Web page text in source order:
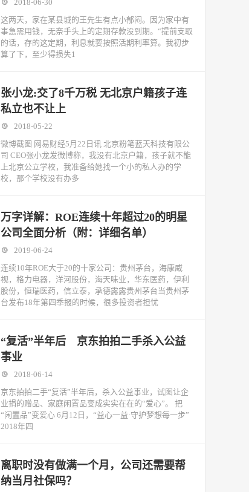
2018-06-30
这两天，家在某县城的王先生有点小郁闷。因为家中有
事急需用钱，无奈手头上的定期存款没到期。“提前支取
的话，存的这定期，利息就要按照活期利率算。我初步
算了下，至少得损失1
张小龙:交了8千万税 无北京户籍孩子连
私立也不让上
2018-05-22
微博截图 网易财经5月22日讯 北京粉笔蓝天科技有限公
司 CEO张小龙发微博称，我没有北京户籍，孩子就不能
上北京公立学校，我准备给她找一个小的私人办的学
校，那个学校没有办多
万字详解：ROE连续十年超过20的明星
公司全面分析（附：详细名单）
2019-06-24
连续10年ROE大于20的十家公司：贵州茅台，海康威
视，格力电器，洋河股份，海天味业，华东医药，伊利
股份，恒瑞医药，信立泰，承德露露贵州茅台当贵州茅
台发布18年第四季报的时候，很多投资者担忧
“复活”半年后 京东拍拍二手杀入公益
事业
2018-06-14
京东拍拍二手“复活”半年后，杀入公益事业，试图让企
业捐的赠品、家庭闲置品变成实实在在的“爱心”。 把
“闲置品”变爱心 6月12日，“益心一益·守护梦想每一步”
2018年四
离职时没有做满一个月，公司还需要帮
纳当月社保吗？